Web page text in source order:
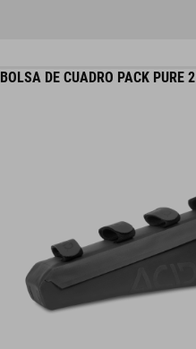
BOLSA DE CUADRO PACK PURE 2